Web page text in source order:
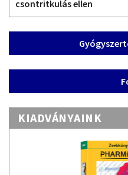
csontritkulás ellen
KIADVÁNYAINK